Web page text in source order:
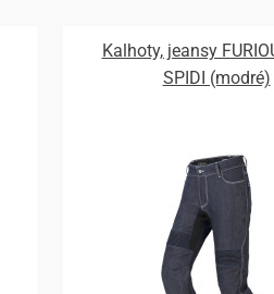
Kalhoty, jeansy
SPIDI (modré)